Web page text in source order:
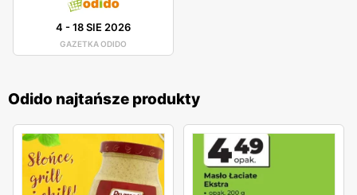
4 -18 SIE 2026
GAZETKA ODIDO
Odido najtańsze produkty